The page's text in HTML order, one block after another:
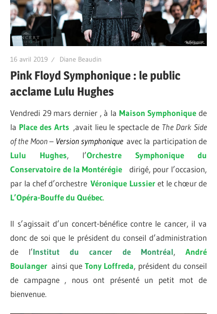
16 avril 2019 Diane Beaudin
Pink Floyd Symphonique : le public
acclame Lulu Hughes
Vendredi 29 mars dernier , à la Maison Symphonique de
la Place des Arts ,avait lieu le spectacle de The Dark Side
of the Moon– Version symphoniqueavec la participation de
Lulu Hughes, l’Orchestre Symphonique du
Conservatoire de la Montérégie
dirigé, pour l’occasion,
par la chef d’orchestre Véronique Lussier et le chœur de
L’Opéra-Bouffe du Québec.
Il s’agissait d’un concert-bénéfice contre le cancer, il va
donc de soi que le président du conseil d’administration
de l’Institut du cancer de Montréal, André
Boulanger ainsi que Tony Loffreda, président du conseil
de campagne , nous ont présenté un petit mot de
bienvenue.